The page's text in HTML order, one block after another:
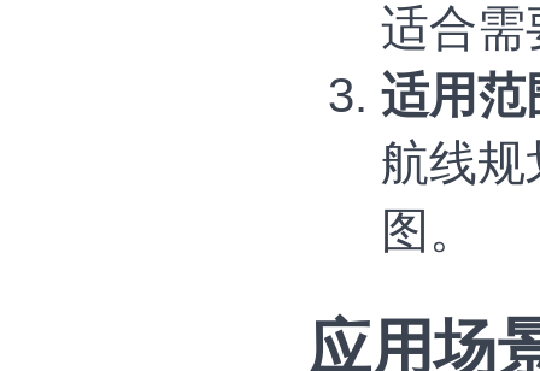
适合需
适用范
航线规
图‌。
应用场